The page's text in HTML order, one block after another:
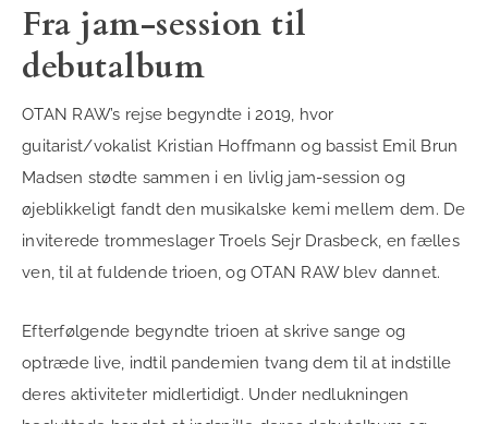
Fra jam-session til
debutalbum
OTAN RAW’s rejse begyndte i 2019, hvor
guitarist/vokalist Kristian Hoffmann og bassist Emil Brun
Madsen stødte sammen i en livlig jam-session og
øjeblikkeligt fandt den musikalske kemi mellem dem. De
inviterede trommeslager Troels Sejr Drasbeck, en fælles
ven, til at fuldende trioen, og OTAN RAW blev dannet.
Efterfølgende begyndte trioen at skrive sange og
optræde live, indtil pandemien tvang dem til at indstille
deres aktiviteter midlertidigt. Under nedlukningen